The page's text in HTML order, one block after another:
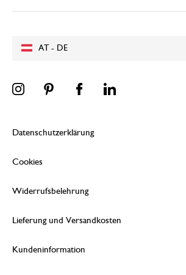
AT - DE
Datenschutzerklärung
Cookies
Widerrufsbelehrung
Lieferung und Versandkosten
Kundeninformation